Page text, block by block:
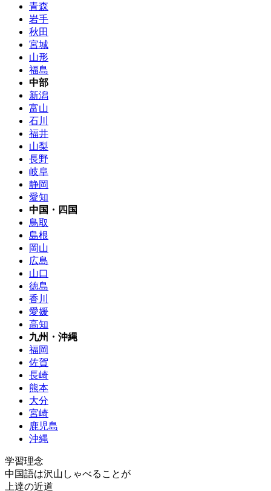
青森
岩手
秋田
宮城
山形
福島
中部
新潟
富山
石川
福井
山梨
長野
岐阜
静岡
愛知
中国・四国
鳥取
島根
岡山
広島
山口
徳島
香川
愛媛
高知
九州・沖縄
福岡
佐賀
長崎
熊本
大分
宮崎
鹿児島
沖縄
学習理念
中国語は沢山しゃべることが
上達の近道